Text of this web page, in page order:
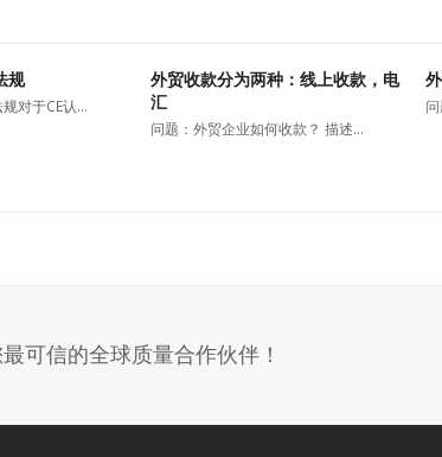
规
对于CE认…
外贸收款分为两种：线上收款，电
汇
问题：外贸企业如何收款？ 描述…
可信的全球质量合作伙伴！